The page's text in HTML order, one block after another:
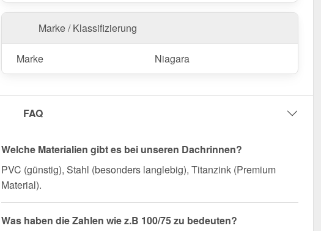
Marke / Klassifizierung
Marke Niagara
FAQ
Welche Materialien gibt es bei unseren Dachrinnen?
PVC (günstig), Stahl (besonders langlebig), Titanzink (Premium
Material).
Was haben die Zahlen wie z.B 100/75 zu bedeuten?